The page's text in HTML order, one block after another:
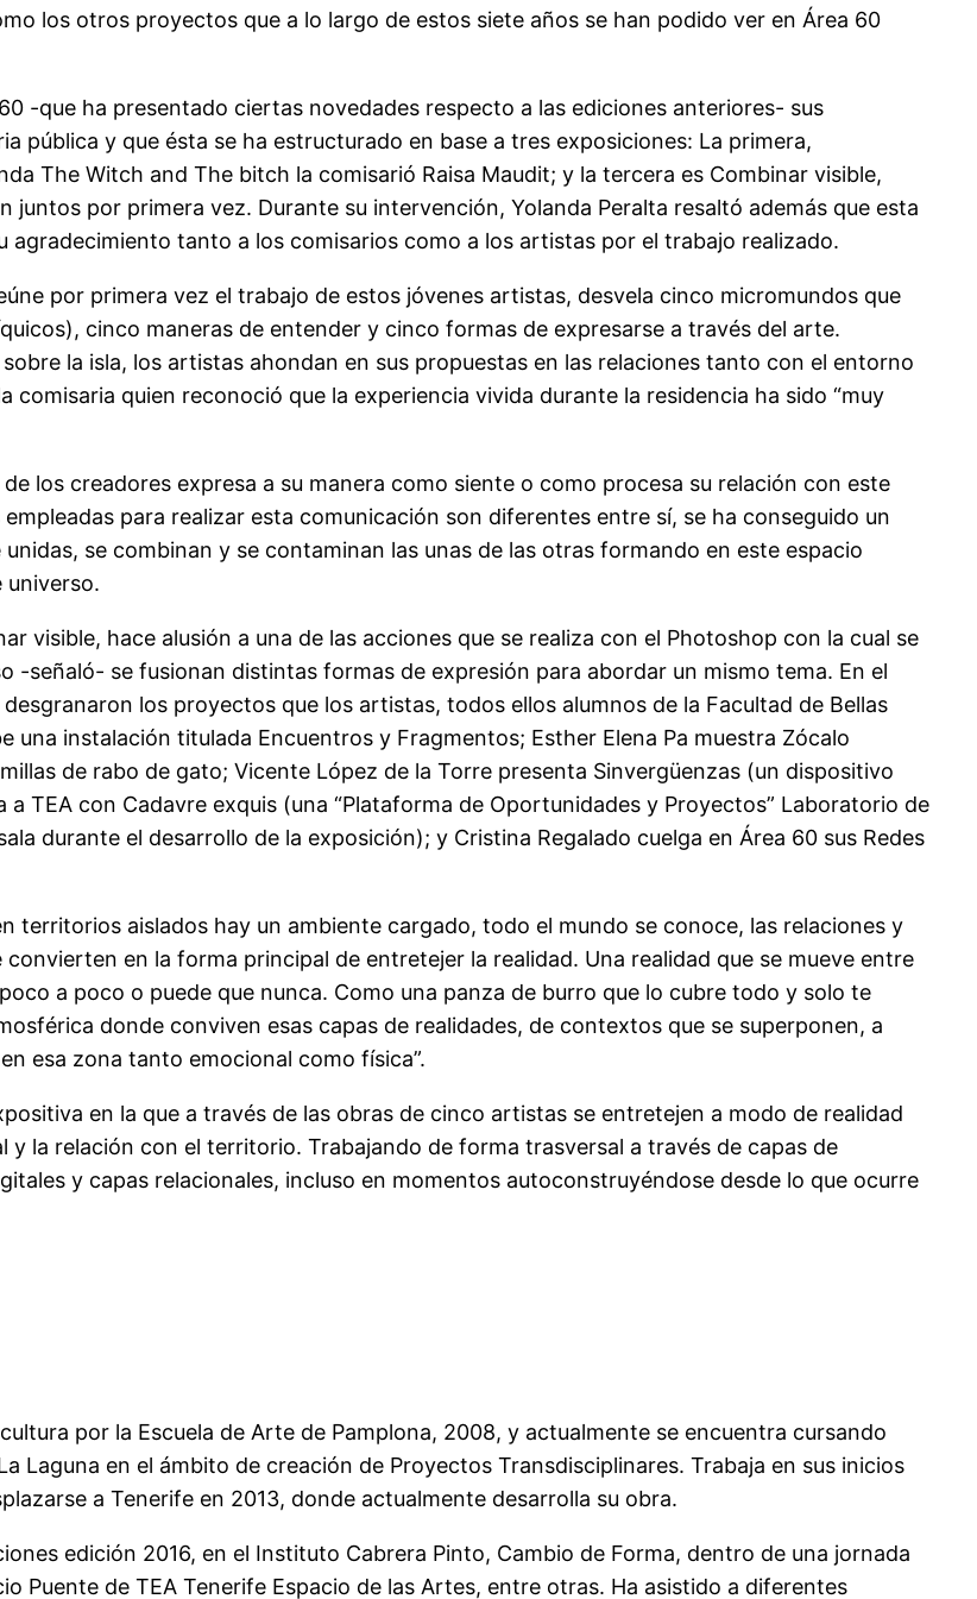
los otros proyectos que a lo largo de estos siete años se han podido ver en Área 60
-que ha presentado ciertas novedades respecto a las ediciones anteriores- sus
pública y que ésta se ha estructurado en base a tres exposiciones: La primera,
The Witch and The bitch la comisarió Raisa Maudit; y la tercera es Combinar visible,
juntos por primera vez. Durante su intervención, Yolanda Peralta resaltó además que esta
agradecimiento tanto a los comisarios como a los artistas por el trabajo realizado.
por primera vez el trabajo de estos jóvenes artistas, desvela cinco micromundos que
cinco maneras de entender y cinco formas de expresarse a través del arte.
la isla, los artistas ahondan en sus propuestas en las relaciones tanto con el entorno
comisaria quien reconoció que la experiencia vivida durante la residencia ha sido “muy
los creadores expresa a su manera como siente o como procesa su relación con este
para realizar esta comunicación son diferentes entre sí, se ha conseguido un
se combinan y se contaminan las unas de las otras formando en este espacio
universo.
visible, hace alusión a una de las acciones que se realiza con el Photoshop con la cual se
-señaló- se fusionan distintas formas de expresión para abordar un mismo tema. En el
los proyectos que los artistas, todos ellos alumnos de la Facultad de Bellas
una instalación titulada Encuentros y Fragmentos; Esther Elena Pa muestra Zócalo
de rabo de gato; Vicente López de la Torre presenta Sinvergüenzas (un dispositivo
TEA con Cadavre exquis (una “Plataforma de Oportunidades y Proyectos” Laboratorio de
durante el desarrollo de la exposición); y Cristina Regalado cuelga en Área 60 sus Redes
territorios aislados hay un ambiente cargado, todo el mundo se conoce, las relaciones y
en la forma principal de entretejer la realidad. Una realidad que se mueve entre
a poco o puede que nunca. Como una panza de burro que lo cubre todo y solo te
donde conviven esas capas de realidades, de contextos que se superponen, a
esa zona tanto emocional como física”.
en la que a través de las obras de cinco artistas se entretejen a modo de realidad
la relación con el territorio. Trabajando de forma trasversal a través de capas de
y capas relacionales, incluso en momentos autoconstruyéndose desde lo que ocurre
por la Escuela de Arte de Pamplona, 2008, y actualmente se encuentra cursando
Laguna en el ámbito de creación de Proyectos Transdisciplinares. Trabaja en sus inicios
a Tenerife en 2013, donde actualmente desarrolla su obra.
edición 2016, en el Instituto Cabrera Pinto, Cambio de Forma, dentro de una jornada
Puente de TEA Tenerife Espacio de las Artes, entre otras. Ha asistido a diferentes